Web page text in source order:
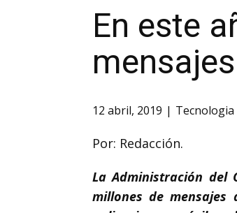
En este
12 abril, 2019 Tecnologia
Por: Redacción.
La Administración del
millones de mensajes